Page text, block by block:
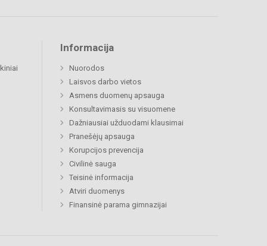
Informacija
Nuorodos
Laisvos darbo vietos
Asmens duomenų apsauga
Konsultavimasis su visuomene
Dažniausiai užduodami klausimai
Pranešėjų apsauga
Korupcijos prevencija
Civilinė sauga
Teisinė informacija
Atviri duomenys
Finansinė parama gimnazijai